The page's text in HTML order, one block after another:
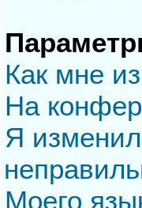
Как мне
На
Я
Моего